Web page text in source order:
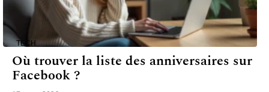
TECH
Où trouver la liste des anniversaires sur
Facebook ?